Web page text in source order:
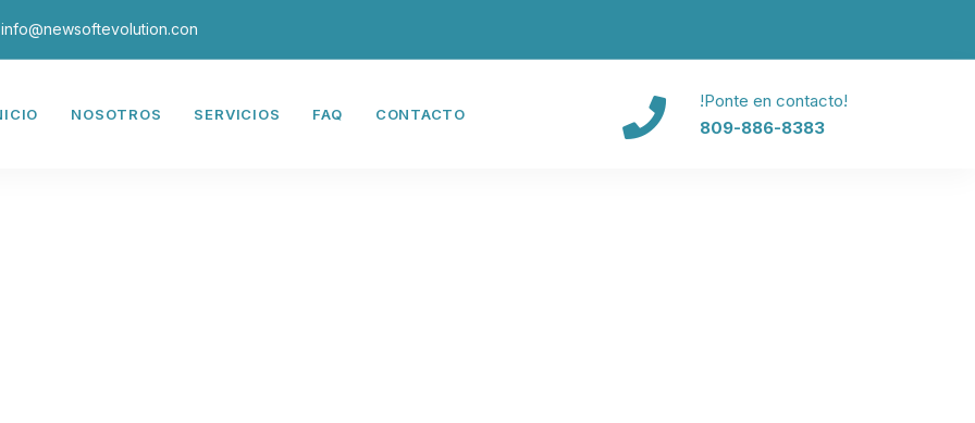
info@newsoftevolution.con
!Ponte en contacto!
809-886-8383
NOSOTROS SERVICIOS FAQ CONTACTO